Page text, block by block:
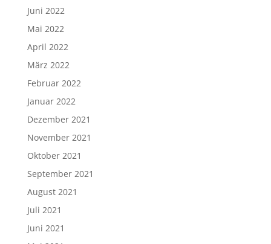
Oktober 2022
September 2022
August 2022
Juli 2022
Juni 2022
Mai 2022
April 2022
März 2022
Februar 2022
Januar 2022
Dezember 2021
November 2021
Oktober 2021